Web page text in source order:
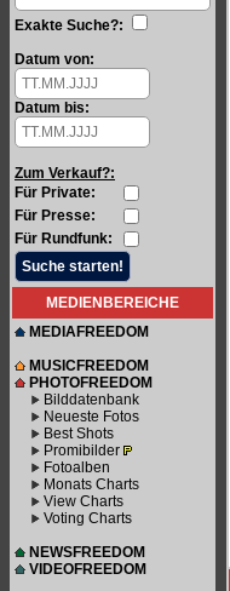
Exakte Suche?:
Datum von:
Datum bis:
Zum Verkauf?:
Für Private:
Für Presse:
Für Rundfunk:
MEDIENBEREICHE
MEDIAFREEDOM
MUSICFREEDOM
PHOTOFREEDOM
Bilddatenbank
Neueste Fotos
Best Shots
Promibilder
Fotoalben
Monats Charts
View Charts
Voting Charts
NEWSFREEDOM
VIDEOFREEDOM